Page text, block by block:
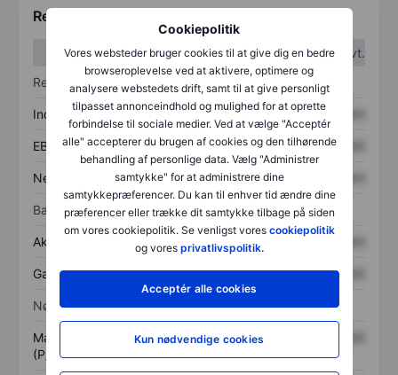
Cookiepolitik
Vores websteder bruger cookies til at give dig en bedre
browseroplevelse ved at aktivere, optimere og
analysere webstedets drift, samt til at give personligt
tilpasset annonceindhold og mulighed for at oprette
forbindelse til sociale medier. Ved at vælge "Acceptér
alle" accepterer du brugen af cookies og den tilhørende
behandling af personlige data. Vælg "Administrer
samtykke" for at administrere dine
samtykkepræferencer. Du kan til enhver tid ændre dine
præferencer eller trække dit samtykke tilbage på siden
om vores cookiepolitik. Se venligst vores cookiepolitik
og vores privatlivspolitik.
Acceptér alle cookies
Kun nødvendige cookies
Regnskabstal
1. kvt.
2. kvt.
Resultatopgørelse
Indtægter XXXXXXX XXXXXXX
EBITDA XXXXXXX XXXXXXX
Nettoresultat XXXXXXX
Balance
Aktiver i alt XXXXXXX
Gæld XXXXXXX XXXXXXX
Nøgletal
Markedsværdi/omsætning
(P/S)
XXXXXXX